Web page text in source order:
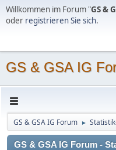
Willkommen im Forum "GS &
oder registrieren Sie sich.
GS & GSA IG
GS & GSA IG Forum ►
GS & GSA IG Forum -